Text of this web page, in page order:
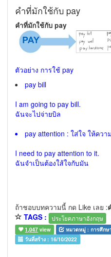
คำที่มักใช้กับ pay
คำที่มักใช้กับ pay
ตัวอย่าง การใช้ pay
pay bill
I am going to pay bill.
ฉันจะไปจ่ายบิล
pay attention : ใส่ใจ ให้ควา
I need to pay attention to it.
ฉันจำเป็นต้องใส้ใจกับมัน
ถ้าชอบบทความนี้ กด Like เลย :
TAGS :
ประโยคภาษาอังกฤษ
1,047 view หมวดหมู่ : การศึกษ
วันที่สร้าง :16/10/2022